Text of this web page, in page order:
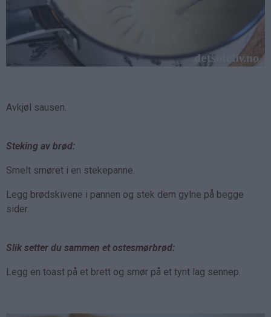
Avkjøl sausen.
Steking av brød:
Smelt smøret i en stekepanne.
Legg brødskivene i pannen og stek dem gylne på begge
sider.
Slik setter du sammen et ostesmørbrød:
Legg en toast på et brett og smør på et tynt lag sennep.